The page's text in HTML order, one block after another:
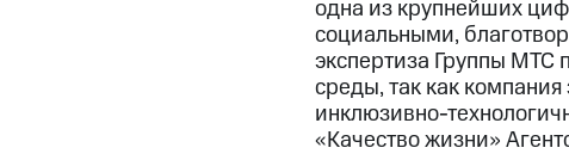
одна из крупнейших
социальными,
экспертиза Группы МТС
среды, так как
инклюзивно-
«Качество жизни»